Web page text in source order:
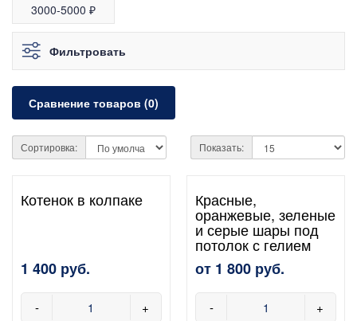
3000-5000 ₽
Фильтровать
Сравнение товаров (0)
Сортировка: Показать:
Котенок в колпаке
1 400 руб.
- +
Красные,
оранжевые, зеленые
и серые шары под
потолок с гелием
от 1 800 руб.
- +